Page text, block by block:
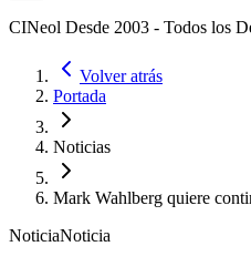
CINeol Desde 2003 - Todos los
Volver atrás
Portada
Noticias
Mark Wahlberg quiere
NoticiaNoticia